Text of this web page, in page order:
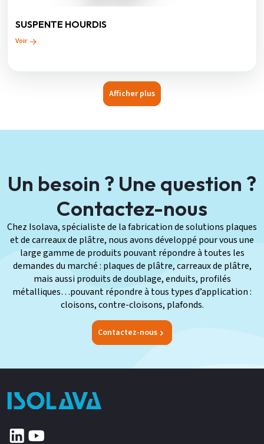
SUSPENTE HOURDIS
Voir
Afficher plus
Un besoin ? Une question ?
Contactez-nous
Chez Isolava, spécialiste de la fabrication de solutions plaques
et de carreaux de plâtre, nous avons développé pour vous une
large gamme de produits pouvant répondre à toutes les
demandes du marché : plaques de plâtre, carreaux de plâtre,
mais aussi produits de doublage, enduits, profilés
métalliques…pouvant répondre à tous types d’application :
cloisons, contre-cloisons, plafonds.
Contactez-nous